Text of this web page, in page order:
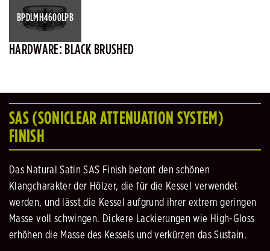
BPDLMH4600LPB
HARDWARE: BLACK BRUSHED
SAS (SONICLEAR ATTENUATION SYSTEM)
FINISH
Das Natural Satin SAS Finish betont den schönen
Klangcharakter der Hölzer, die für die Kessel verwendet
werden, und lässt die Kessel aufgrund ihrer extrem geringen
Masse voll schwingen. Dickere Lackierungen wie High-Gloss
erhöhen die Masse des Kessels und verkürzen das Sustain.